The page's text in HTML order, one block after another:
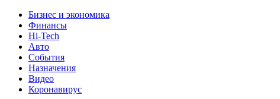
Бизнес и экономика
Финансы
Hi-Tech
Авто
События
Назначения
Видео
Коронавирус